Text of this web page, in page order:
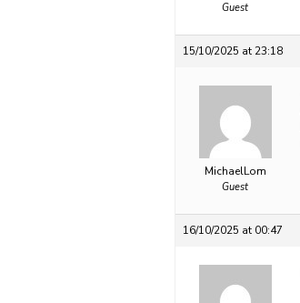
Guest
15/10/2025 at 23:18
MichaelLom
Guest
16/10/2025 at 00:47